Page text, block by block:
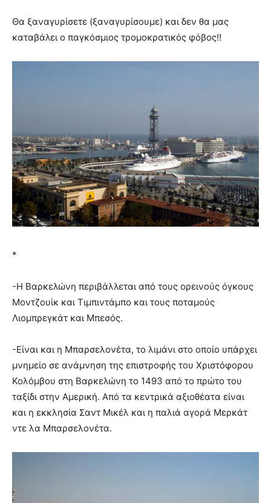
Θα ξαναγυρίσετε (ξαναγυρίσουμε) και δεν θα μας
καταβάλει ο παγκόσμιος τρομοκρατικός φόβος!!
*
-Η Βαρκελώνη περιβάλλεται από τους ορεινούς όγκους
Μοντζουίκ και Τιμπιντάμπο και τους ποταμούς
Λιομπρεγκάτ και Μπεσός.
-Είναι και η Μπαρσελονέτα, το λιμάνι στο οποίο υπάρχει
μνημείο σε ανάμνηση της επιστροφής του Χριστόφορου
Κολόμβου στη Βαρκελώνη το 1493 από το πρώτο του
ταξίδι στην Αμερική. Από τα κεντρικά αξιοθέατα είναι
και η εκκλησία Σαντ Μικέλ και η παλιά αγορά Μερκάτ
ντε λα Μπαρσελονέτα.